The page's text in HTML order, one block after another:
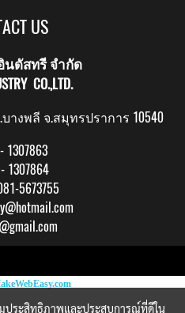
US
นดัสทรี จำกัด
CO.,LTD.
งพลี จ.สมุทรปราการ 10540
1307863
1307864
5673755
มประสิทธิภาพและประสบการณ์ที่ดีใน